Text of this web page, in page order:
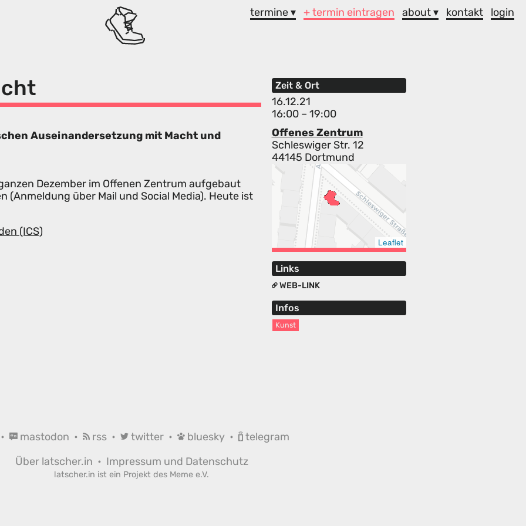
termine ▾ + termin eintragen about ▾ kontakt login
Zeit & Ort
16.12.21
16:00 – 19:00
Offenes Zentrum
Schleswiger Str. 12
44145 Dortmund
Leaflet
Links
WEB-LINK
Infos
Kunst
Auseinandersetzung mit Macht und
Dezember im Offenen Zentrum aufgebaut
(Anmeldung über Mail und Social Media). Heute ist
(ICS)
mastodon • rss • twitter • bluesky •
telegram
Über latscher.in • Impressum und Datenschutz
latscher.in ist ein Projekt des Meme e.V.